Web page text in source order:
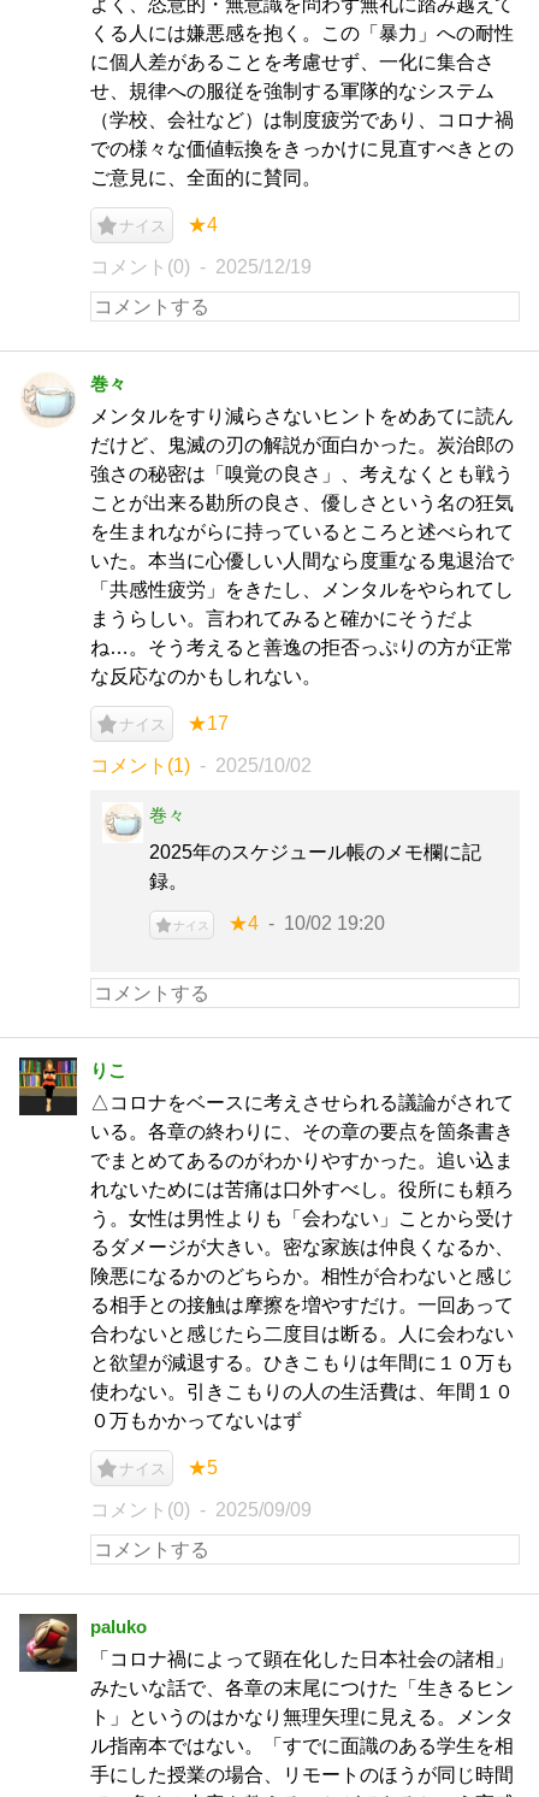
よく、恣意的・無意識を問わず無礼に踏み越えて
くる人には嫌悪感を抱く。この「暴力」への耐性
に個人差があることを考慮せず、一化に集合さ
せ、規律への服従を強制する軍隊的なシステム
（学校、会社など）は制度疲労であり、コロナ禍
での様々な価値転換をきっかけに見直すべきとの
ご意見に、全面的に賛同。
ナイス ★4
コメント(0) 2025/12/19
巻々
メンタルをすり減らさないヒントをめあてに読ん
だけど、鬼滅の刃の解説が面白かった。炭治郎の
強さの秘密は「嗅覚の良さ」、考えなくとも戦う
ことが出来る勘所の良さ、優しさという名の狂気
を生まれながらに持っているところと述べられて
いた。本当に心優しい人間なら度重なる鬼退治で
「共感性疲労」をきたし、メンタルをやられてし
まうらしい。言われてみると確かにそうだよ
ね…。そう考えると善逸の拒否っぷりの方が正常
な反応なのかもしれない。
ナイス ★17
コメント(1) 2025/10/02
巻々
2025年のスケジュール帳のメモ欄に記
録。
ナイス ★4 10/02 19:20
りこ
△コロナをベースに考えさせられる議論がされて
いる。各章の終わりに、その章の要点を箇条書き
でまとめてあるのがわかりやすかった。追い込ま
れないためには苦痛は口外すべし。役所にも頼ろ
う。女性は男性よりも「会わない」ことから受け
るダメージが大きい。密な家族は仲良くなるか、
険悪になるかのどちらか。相性が合わないと感じ
る相手との接触は摩擦を増やすだけ。一回あって
合わないと感じたら二度目は断る。人に会わない
と欲望が減退する。ひきこもりは年間に１０万も
使わない。引きこもりの人の生活費は、年間１０
０万もかかってないはず
ナイス ★5
コメント(0) 2025/09/09
paluko
「コロナ禍によって顕在化した日本社会の諸相」
みたいな話で、各章の末尾につけた「生きるヒン
ト」というのはかなり無理矢理に見える。メンタ
ル指南本ではない。「すでに面識のある学生を相
手にした授業の場合、リモートのほうが同じ時間